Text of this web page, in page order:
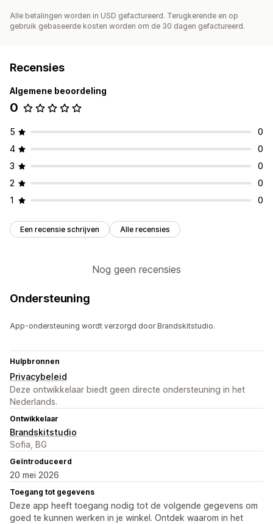
Alle betalingen worden in USD gefactureerd. Terugkerende en op
gebruik gebaseerde kosten worden om de 30 dagen gefactureerd.
Recensies
Algemene beoordeling
0
5
0
4
0
3
0
2
0
1
0
Een recensie schrijven Alle recensies
Nog geen recensies
Ondersteuning
App-ondersteuning wordt verzorgd door Brandskitstudio.
Hulpbronnen
Privacybeleid
Deze ontwikkelaar biedt geen directe ondersteuning in het
Nederlands.
Ontwikkelaar
Brandskitstudio
Sofia, BG
Geïntroduceerd
20 mei 2026
Toegang tot gegevens
Deze app heeft toegang nodig tot de volgende gegevens om
goed te kunnen werken in je winkel. Ontdek waarom in het